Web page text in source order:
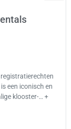
een iconisch en
klooster-… +